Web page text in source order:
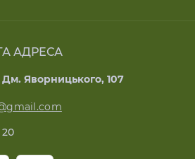
АДРЕСА
Яворницького, 107